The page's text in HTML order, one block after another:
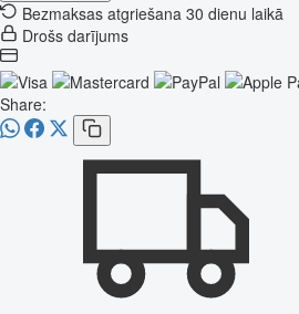
Bezmaksas atgriešana 30 dienu laikā
Drošs darījums
Share: